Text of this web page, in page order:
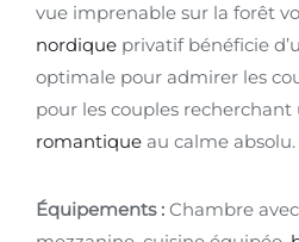
vue imprenable sur la forêt
nordique privatif bénéficie
optimale pour admirer les
pour les couples recherchant
romantique au calme absolu.
Équipements : Chambre